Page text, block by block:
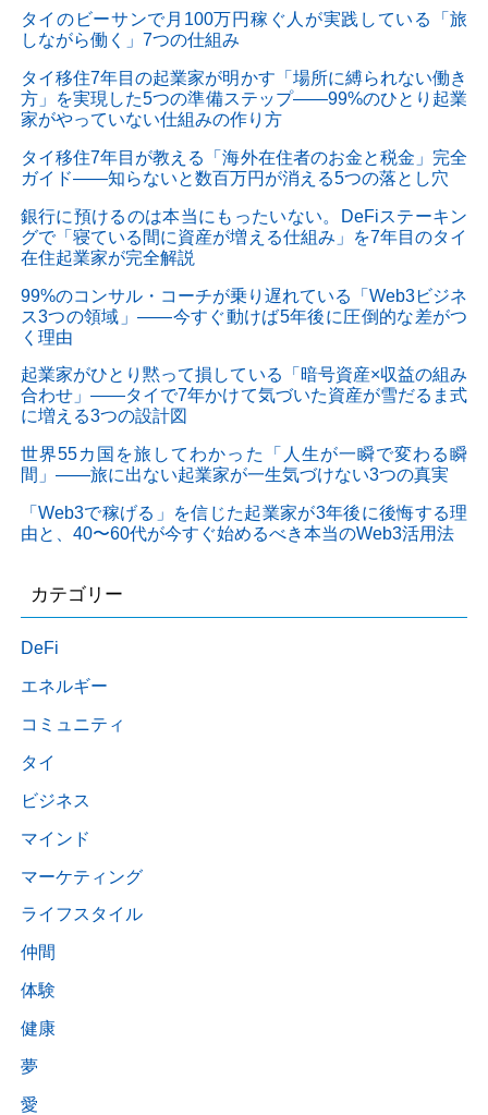
タイのビーサンで月100万円稼ぐ人が実践している「旅
しながら働く」7つの仕組み
タイ移住7年目の起業家が明かす「場所に縛られない働き
方」を実現した5つの準備ステップ——99%のひとり起業
家がやっていない仕組みの作り方
タイ移住7年目が教える「海外在住者のお金と税金」完全
ガイド——知らないと数百万円が消える5つの落とし穴
銀行に預けるのは本当にもったいない。DeFiステーキン
グで「寝ている間に資産が増える仕組み」を7年目のタイ
在住起業家が完全解説
99%のコンサル・コーチが乗り遅れている「Web3ビジネ
ス3つの領域」——今すぐ動けば5年後に圧倒的な差がつ
く理由
起業家がひとり黙って損している「暗号資産×収益の組み
合わせ」——タイで7年かけて気づいた資産が雪だるま式
に増える3つの設計図
世界55カ国を旅してわかった「人生が一瞬で変わる瞬
間」——旅に出ない起業家が一生気づけない3つの真実
「Web3で稼げる」を信じた起業家が3年後に後悔する理
由と、40〜60代が今すぐ始めるべき本当のWeb3活用法
カテゴリー
DeFi
エネルギー
コミュニティ
タイ
ビジネス
マインド
マーケティング
ライフスタイル
仲間
体験
健康
夢
愛